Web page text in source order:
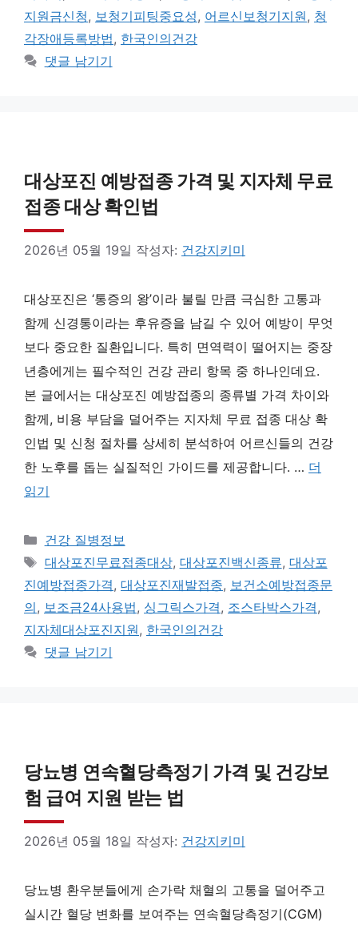
리
지원금신청, 보청기피팅중요성, 어르신보청기지원, 청
각장애등록방법, 한국인의건강
댓글 남기기
대상포진 예방접종 가격 및 지자체 무료
접종 대상 확인법
2026년 05월 19일 작성자: 건강지키미
대상포진은 ‘통증의 왕’이라 불릴 만큼 극심한 고통과
함께 신경통이라는 후유증을 남길 수 있어 예방이 무엇
보다 중요한 질환입니다. 특히 면역력이 떨어지는 중장
년층에게는 필수적인 건강 관리 항목 중 하나인데요.
본 글에서는 대상포진 예방접종의 종류별 가격 차이와
함께, 비용 부담을 덜어주는 지자체 무료 접종 대상 확
인법 및 신청 절차를 상세히 분석하여 어르신들의 건강
한 노후를 돕는 실질적인 가이드를 제공합니다. … 더
읽기
카
테
고
리
건강 질병정보
태
그
대상포진무료접종대상, 대상포진백신종류, 대상포
진예방접종가격, 대상포진재발접종, 보건소예방접종문
의, 보조금24사용법, 싱그릭스가격, 조스타박스가격,
지자체대상포진지원, 한국인의건강
댓글 남기기
당뇨병 연속혈당측정기 가격 및 건강보
험 급여 지원 받는 법
2026년 05월 18일 작성자: 건강지키미
당뇨병 환우분들에게 손가락 채혈의 고통을 덜어주고
실시간 혈당 변화를 보여주는 연속혈당측정기(CGM)